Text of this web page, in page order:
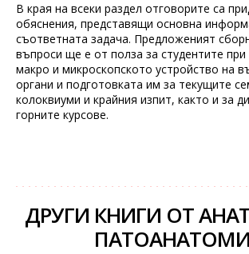
В края на всеки раздел отговорите са
обяснения, представящи основна
съответната задача. Предложеният
въпроси ще е от полза за студентите при
макро и микроскопското устройство на
органи и подготовката им за текущите
колоквиуми и крайния изпит, както и за
горните курсове.
ДРУГИ КНИГИ ОТ